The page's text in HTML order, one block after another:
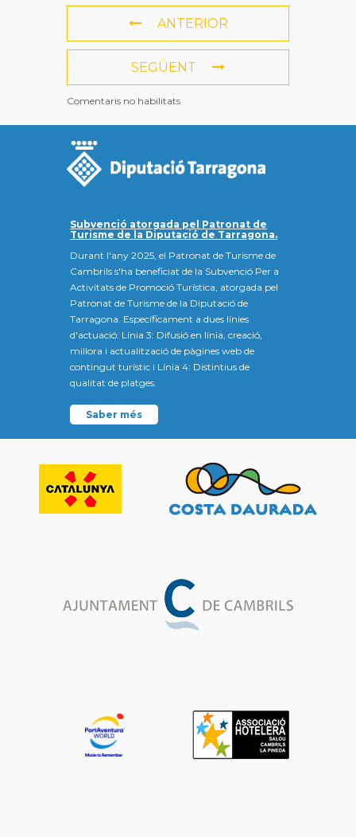
ANTERIOR
SEGÜENT
Comentaris no habilitats
Subvenció atorgada pel Patronat de
Turisme de la Diputació de Tarragona.
Durant l'any 2025, el Patronat de Turisme de
Cambrils s'ha beneficiat de la Subvenció Per a
Activitats de Promoció Turística, atorgada pel
Patronat de Turisme de la Diputació de
Tarragona. Específicament a dues línies
d'actuació: Línia 3: Difusió en línia, creació,
millora i actualització de pàgines web de
contingut turístic i Línia 4: Distintius de
qualitat de platges.
Saber més